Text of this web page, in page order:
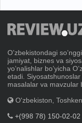
Oʼzbekistondagi
jamiyat, biznes va
yoʼnalishlar boʼyicha
etadi.
masalalar va mavzular
O'zbekiston,
+(998 78) 150-02-02